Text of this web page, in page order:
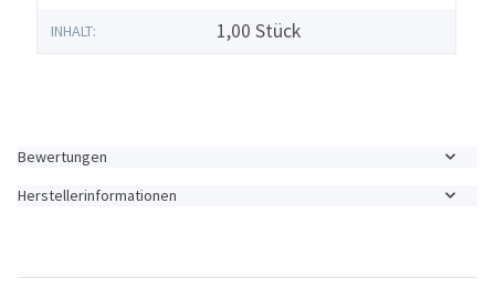
INHALT: 1,00 Stück
Bewertungen
Herstellerinformationen